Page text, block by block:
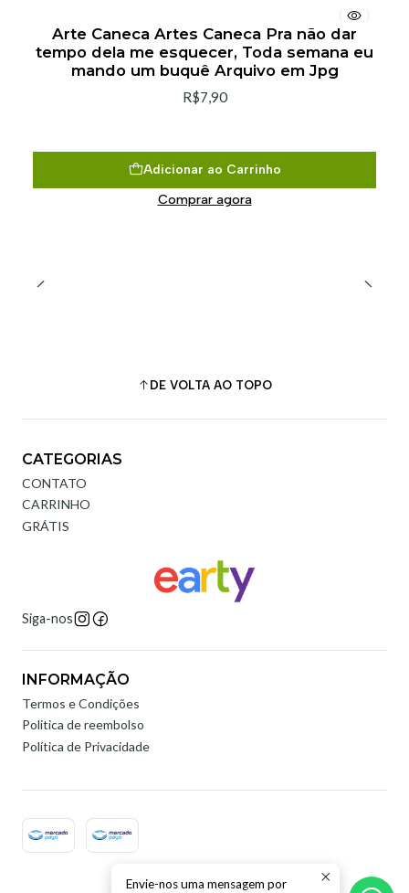
Arte Caneca Artes Caneca Pra não dar
tempo dela me esquecer, Toda semana eu
mando um buquê Arquivo em Jpg
R$7,90
Adicionar ao Carrinho
Comprar agora
DE VOLTA AO TOPO
CATEGORIAS
CONTATO
CARRINHO
GRÁTIS
Siga-nos
INFORMAÇÃO
Termos e Condições
Politica de reembolso
Política de Privacidade
2026 Earty Digital.
Envie-nos uma mensagem por